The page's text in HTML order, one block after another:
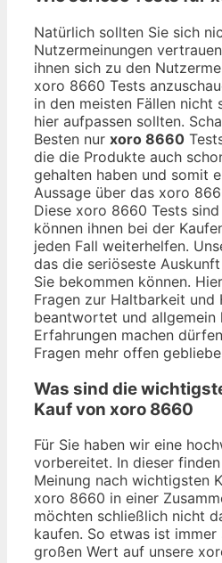
Natürlich sollten Sie sich
Nutzermeinungen
ihnen sich zu den
xoro 8660 Tests
in den meisten Fällen nicht
hier aufpassen sollten.
Besten nur xoro 8660
die die Produkte auch
gehalten haben und somit
Aussage über das xoro
Diese xoro 8660 Tests
können ihnen bei der
jeden Fall weiterhelfen.
das die seriöseste
Sie bekommen können.
Fragen zur Haltbarkeit und
beantwortet und allgemein
Erfahrungen machen
Fragen mehr offen
Was sind die
Kauf von xoro 8660
Für Sie haben wir eine
vorbereitet. In dieser
Meinung nach wichtigsten
xoro 8660 in einer
möchten schließlich nicht
kaufen. So etwas ist
großen Wert auf unsere